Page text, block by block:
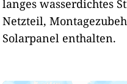
langes wasserdichtes
Netzteil,
Solarpanel enthalten.